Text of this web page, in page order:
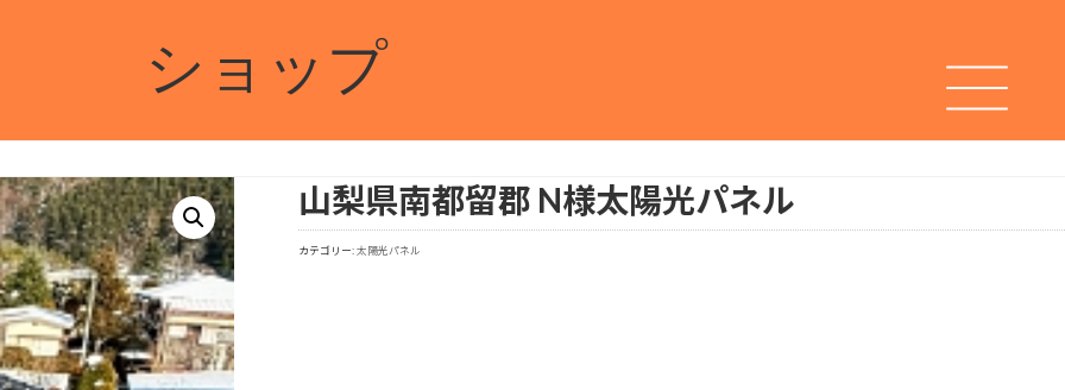
ショップ
山梨県南都留郡 N様太陽光パネル
カテゴリー:太陽光パネル